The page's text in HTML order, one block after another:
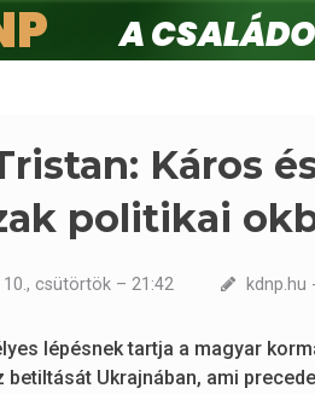
Káros
politikai
csütörtök – 21:42 kdnp.hu
lépésnek tartja a magyar
betiltását Ukrajnában, ami